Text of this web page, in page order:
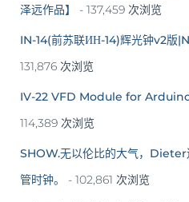
泽远作品】
- 137,459 次浏览
IN-14(前苏联ИН-14)辉光钟v2版
131,876 次浏览
IV-22 VFD Module for
114,389 次浏览
SHOW.无以伦比的大气，Dieter
管时钟。
- 102,861 次浏览